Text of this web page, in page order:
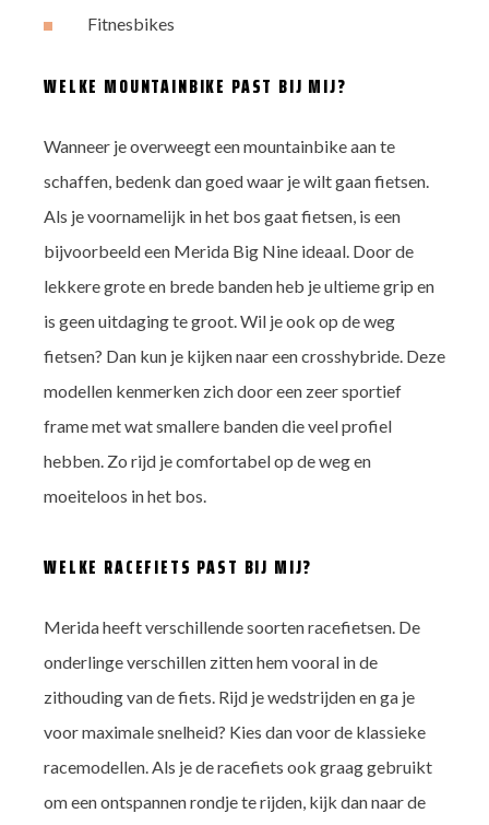
Fitnesbikes
WELKE MOUNTAINBIKE PAST BIJ MIJ?
Wanneer je overweegt een mountainbike aan te
schaffen, bedenk dan goed waar je wilt gaan fietsen.
Als je voornamelijk in het bos gaat fietsen, is een
bijvoorbeeld een Merida Big Nine ideaal. Door de
lekkere grote en brede banden heb je ultieme grip en
is geen uitdaging te groot. Wil je ook op de weg
fietsen? Dan kun je kijken naar een crosshybride. Deze
modellen kenmerken zich door een zeer sportief
frame met wat smallere banden die veel profiel
hebben. Zo rijd je comfortabel op de weg en
moeiteloos in het bos.
WELKE RACEFIETS PAST BIJ MIJ?
Merida heeft verschillende soorten racefietsen. De
onderlinge verschillen zitten hem vooral in de
zithouding van de fiets. Rijd je wedstrijden en ga je
voor maximale snelheid? Kies dan voor de klassieke
racemodellen. Als je de racefiets ook graag gebruikt
om een ontspannen rondje te rijden, kijk dan naar de